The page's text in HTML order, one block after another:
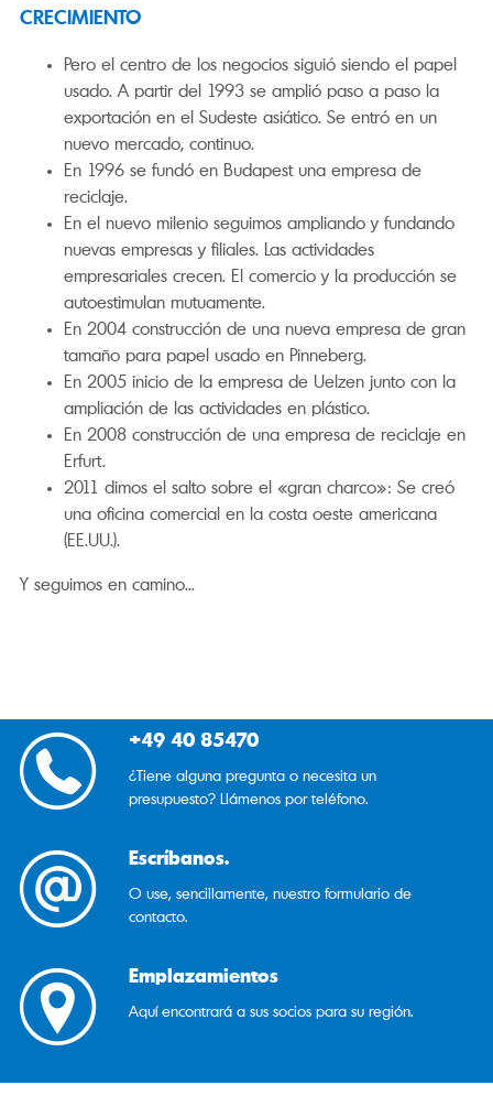
CRECIMIENTO
Pero el centro de los negocios siguió siendo el papel
usado. A partir del 1993 se amplió paso a paso la
exportación en el Sudeste asiático. Se entró en un
nuevo mercado, continuo.
En 1996 se fundó en Budapest una empresa de
reciclaje.
En el nuevo milenio seguimos ampliando y fundando
nuevas empresas y filiales. Las actividades
empresariales crecen. El comercio y la producción se
autoestimulan mutuamente.
En 2004 construcción de una nueva empresa de gran
tamaño para papel usado en Pinneberg.
En 2005 inicio de la empresa de Uelzen junto con la
ampliación de las actividades en plástico.
En 2008 construcción de una empresa de reciclaje en
Erfurt.
2011 dimos el salto sobre el «gran charco»: Se creó
una oficina comercial en la costa oeste americana
(EE.UU.).
Y seguimos en camino...
+49 40 85470
¿Tiene alguna pregunta o necesita un
presupuesto? Llámenos por teléfono.
Escríbanos.
O use, sencillamente, nuestro formulario de
contacto.
Emplazamientos
Aquí encontrará a sus socios para su región.